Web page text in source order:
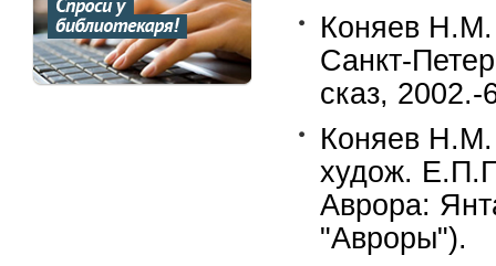
Коняев
Санкт-
сказ,
Коняев
худож.
Аврора:
"Авроры").